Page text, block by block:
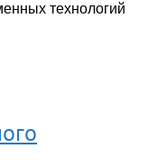
технологий